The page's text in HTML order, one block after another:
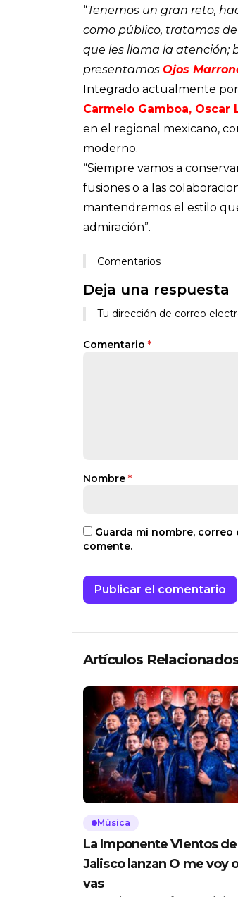
“Tenemos un gran reto,
como público, tratamos
que les llama la atención;
presentamos Ojos
Integrado actualmente por
Carmelo Gamboa,
en el regional mexicano,
moderno.
“Siempre vamos a
fusiones o a las
mantendremos el estilo
admiración”.
Comentarios
Deja una respuesta
Tu dirección de correo
Comentario *
Nombre *
Guarda mi nombre,
comente.
Artículos
Música
La Imponente Vientos de
Jalisco lanzan O me voy
vas